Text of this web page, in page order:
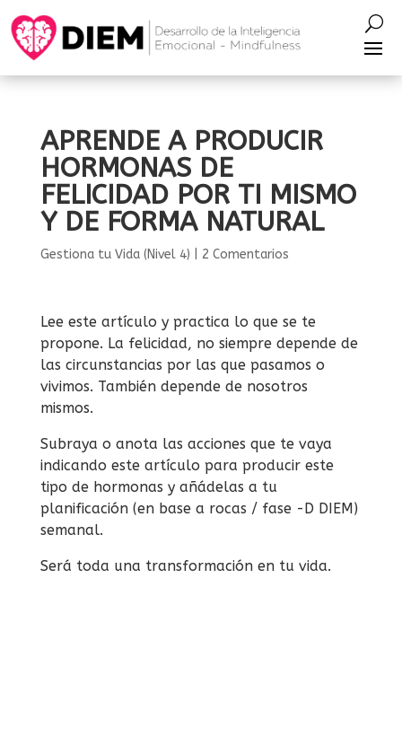
APRENDE A PRODUCIR
HORMONAS DE
FELICIDAD POR TI MISMO
Y DE FORMA NATURAL
Gestiona tu Vida (Nivel 4) 2 Comentarios
Lee este artículo y practica lo que se te
propone. La felicidad, no siempre depende de
las circunstancias por las que pasamos o
vivimos. También depende de nosotros
mismos.
Subraya o anota las acciones que te vaya
indicando este artículo para producir este
tipo de hormonas y añádelas a tu
planificación (en base a rocas / fase -D DIEM)
semanal.
Será toda una transformación en tu vida.